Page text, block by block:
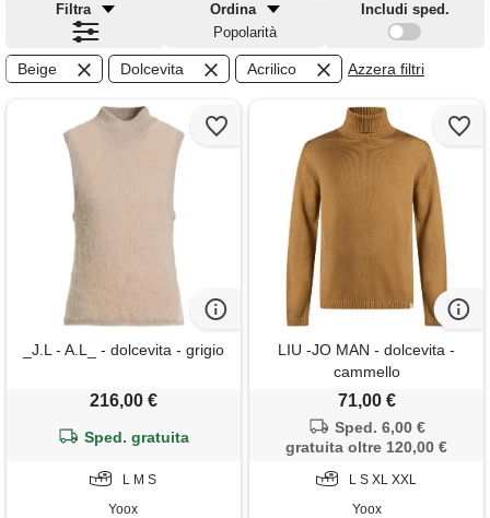
Filtra
Ordina
Popolarità
Includi sped.
Beige Dolcevita Acrilico Azzera filtri
_J.L - A.L_ - dolcevita - grigio
216,00 €
Sped. gratuita
L M S
Yoox
LIU -JO MAN - dolcevita -
cammello
71,00 €
Sped. 6,00 €
gratuita oltre 120,00 €
L S XL XXL
Yoox